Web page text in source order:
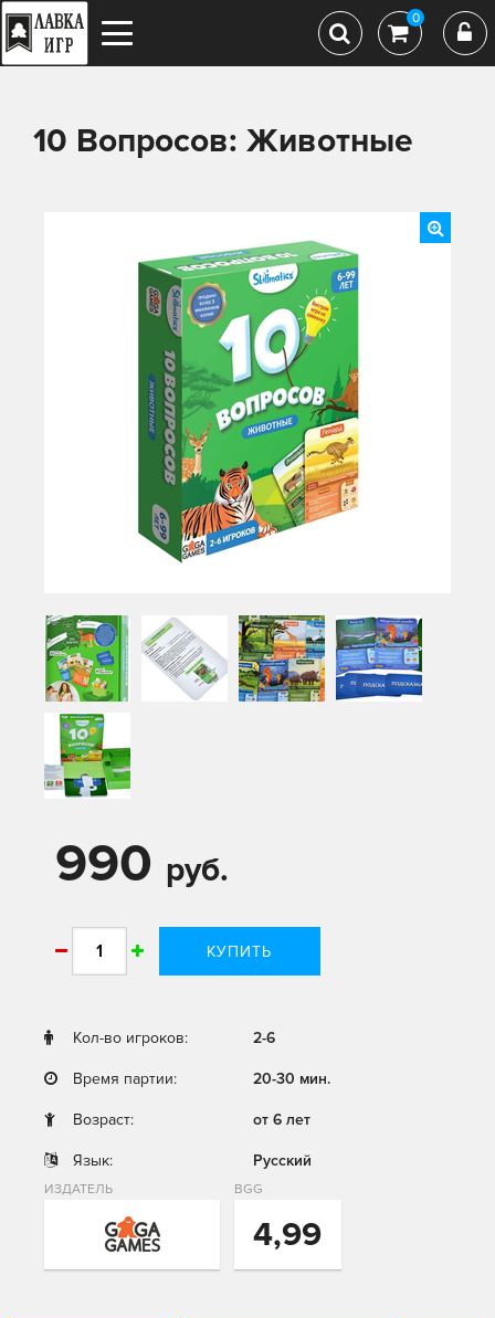
0
10 Вопросов: Животные
990 руб.
КУПИТЬ
Кол-во игроков: 2-6
Время партии: 20-30 мин.
Возраст: от 6 лет
Язык: Русский
ИЗДАТЕЛЬ BGG
4,99